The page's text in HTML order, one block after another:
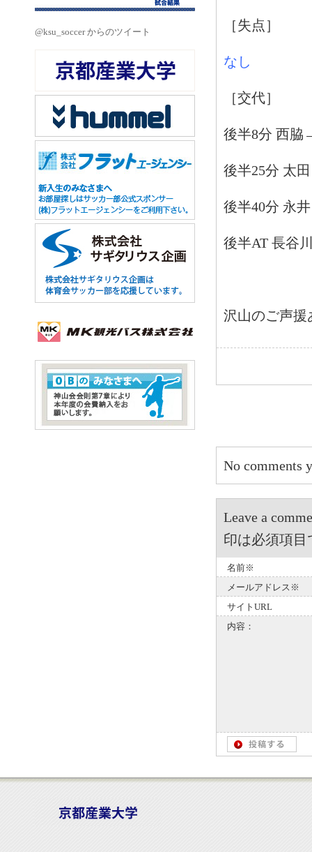
@ksu_soccer からのツイート ［失点］
なし
［交代］
後半8分 西脇
後半25分 太
後半40分 永
後半AT 長谷
沢山のご声援
No comments
Leave a
印は必須項目
名前※
メールアドレス※
サイトURL
内容：